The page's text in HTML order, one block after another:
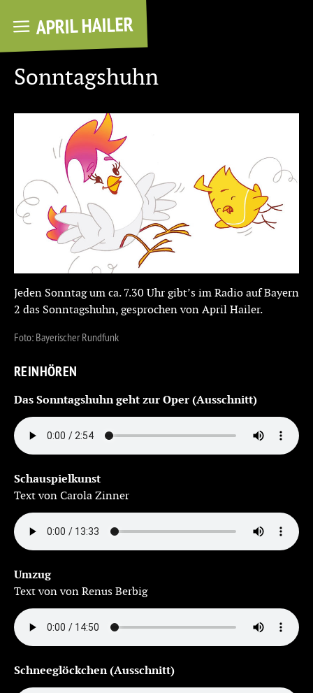
APRIL HAILER
Sonntagshuhn
Jeden Sonntag um ca. 7.30 Uhr gibt’s im Radio auf Bayern
2 das Sonntagshuhn, gesprochen von April Hailer.
Foto: Bayerischer Rundfunk
REINHÖREN
Das Sonntagshuhn geht zur Oper (Ausschnitt)
Schauspielkunst
Text von Carola Zinner
Umzug
Text von von Renus Berbig
Schneeglöckchen (Ausschnitt)